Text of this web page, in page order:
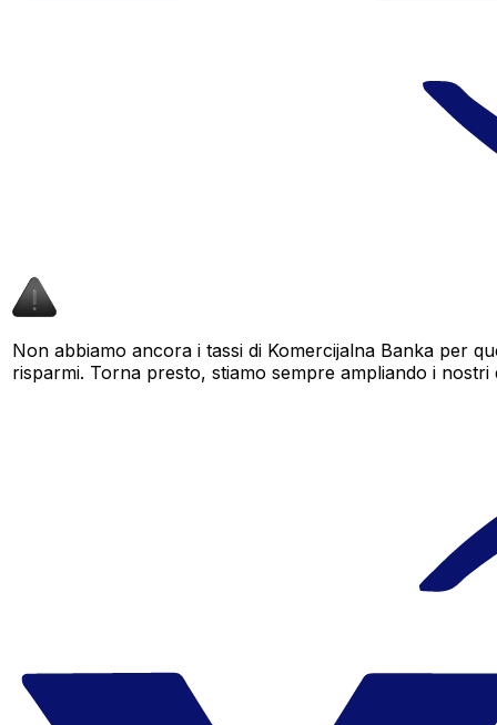
Non abbiamo ancora i tassi di Komercijalna Banka per
risparmi. Torna presto, stiamo sempre ampliando i